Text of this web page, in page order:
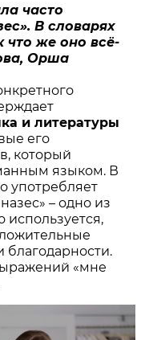
часто
В словарях
что же оно всё-
Орша
и литературы
его
который
языком. В
употребляет
– одно из
благодарности.
«мне